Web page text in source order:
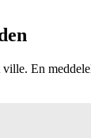
En